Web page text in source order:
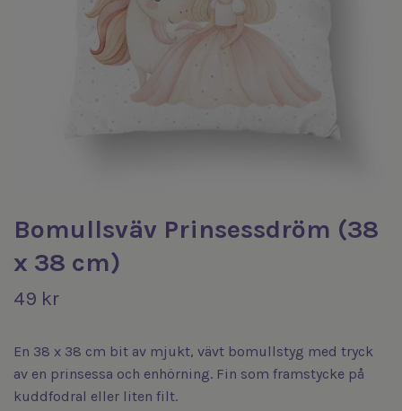
Bomullsväv Prinsessdröm (38
x 38 cm)
49 kr
En 38 x 38 cm bit av mjukt, vävt bomullstyg med tryck
av en prinsessa och enhörning. Fin som framstycke på
kuddfodral eller liten filt.